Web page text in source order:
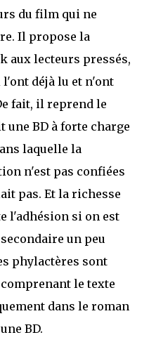
du film qui ne
Il propose la
aux lecteurs pressés,
l'ont déjà lu et n'ont
fait, il reprend le
une BD à forte charge
laquelle la
n'est pas confiées
pas. Et la richesse
l'adhésion si on est
un peu
phylactères sont
le texte
dans le roman
BD.